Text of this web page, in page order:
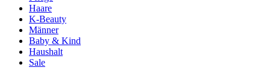
Haare
K-Beauty
Männer
Baby & Kind
Haushalt
Sale